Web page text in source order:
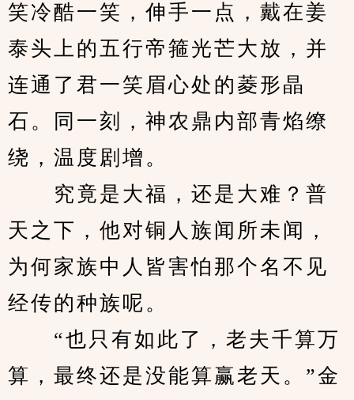
笑冷酷一笑，伸手一点，戴在姜
泰头上的五行帝箍光芒大放，并
连通了君一笑眉心处的菱形晶
石。同一刻，神农鼎内部青焰缭
绕，温度剧增。
究竟是大福，还是大难？普
天之下，他对铜人族闻所未闻，
为何家族中人皆害怕那个名不见
经传的种族呢。
“也只有如此了，老夫千算万
算，最终还是没能算赢老天。”金